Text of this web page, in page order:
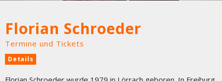
Florian Schroeder
Termine und Tickets
Details